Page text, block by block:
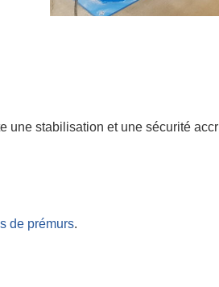
une stabilisation et une sécurité
de prémurs.